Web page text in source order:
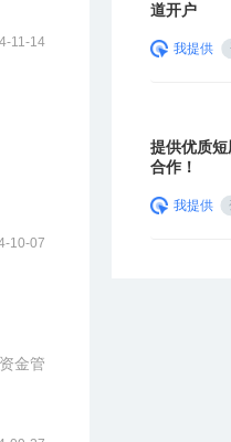
11-14
10-07
金管
道开户
我提供
提供优质
合作！
我提供